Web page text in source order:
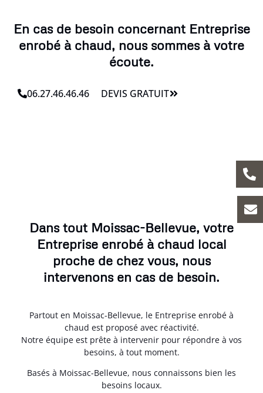
En cas de besoin concernant Entreprise
enrobé à chaud, nous sommes à votre
écoute.
06.27.46.46.46 DEVIS GRATUIT
Dans tout Moissac-Bellevue, votre
Entreprise enrobé à chaud local
proche de chez vous, nous
intervenons en cas de besoin.
Partout en Moissac-Bellevue, le Entreprise enrobé à
chaud est proposé avec réactivité.
Notre équipe est prête à intervenir pour répondre à vos
besoins, à tout moment.
Basés à Moissac-Bellevue, nous connaissons bien les
besoins locaux.